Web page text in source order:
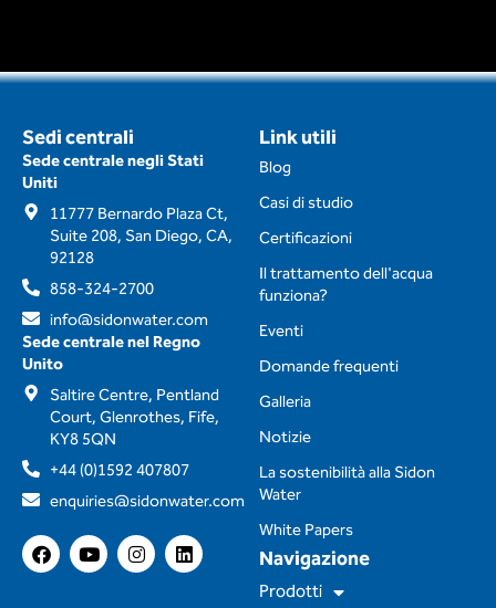
Sedi centrali
Sede centrale negli Stati
Uniti
11777 Bernardo Plaza Ct,
Suite 208, San Diego, CA,
92128
858-324-2700
info@sidonwater.com
Sede centrale nel Regno
Unito
Saltire Centre, Pentland
Court, Glenrothes, Fife,
KY8 5QN
+44 (0)1592 407807
enquiries@sidonwater.com
F
a
Y
o
I
n
L
i
Navigazione
Prodotti
Link utili
Blog
Casi di studio
Certificazioni
Il trattamento dell'acqua
funziona?
Eventi
Domande frequenti
Galleria
Notizie
La sostenibilità alla Sidon
Water
White Papers